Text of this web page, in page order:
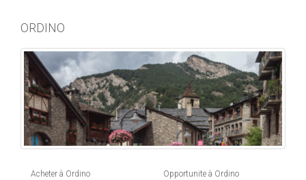
ORDINO
Acheter à Ordino
Opportunite à Ordino